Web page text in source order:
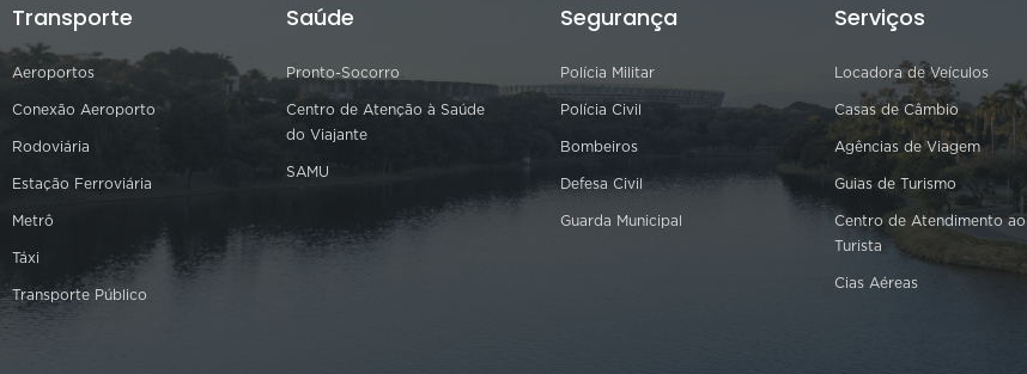
Transporte
Aeroportos
Conexão Aeroporto
Rodoviária
Estação Ferroviária
Metrô
Táxi
Transporte Público
Saúde
Pronto-Socorro
Centro de Atenção à Saúde
do Viajante
SAMU
Segurança
Polícia Militar
Polícia Civil
Bombeiros
Defesa Civil
Guarda Municipal
Serviços
Locadora de Veículos
Casas de Câmbio
Agências de Viagem
Guias de Turismo
Centro de Atendimento ao
Turista
Cias Aéreas